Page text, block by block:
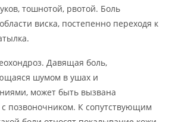
тошнотой, рвотой. Боль
виска, постепенно переходя к
Давящая боль,
шумом в ушах и
может быть вызвана
позвоночником. К сопутствующим